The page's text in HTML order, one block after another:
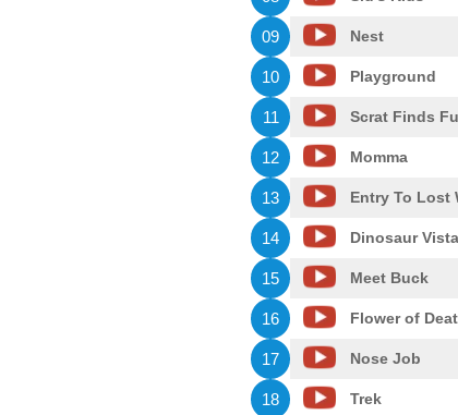
09 Nest
10 Playground
11 Scrat Finds
12 Momma
13 Entry To Lost
14 Dinosaur Vista
15 Meet Buck
16 Flower of
17 Nose Job
18 Trek